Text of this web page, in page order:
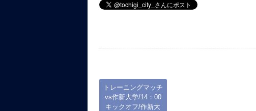
トレーニングマッチ
vs作新大学/14：00
キックオフ/作新大